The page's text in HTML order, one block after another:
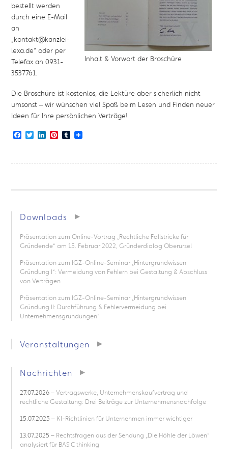
Inhalt & Vorwort der Broschüre
bestellt werden
durch eine E-Mail
an
„kontakt@kanzlei-
lexa.de“ oder per
Telefax an 0931-
3537761.
Die Broschüre ist kostenlos, die Lektüre aber sicherlich nicht
umsonst – wir wünschen viel Spaß beim Lesen und Finden neuer
Ideen für Ihre persönlichen Verträge!
Facebook
TwitterLinkedIn
Pinterest
Tumblr
Downloads
Präsentation zum Online-Vortrag „Rechtliche Fallstricke für
Gründende“ am 15. Februar 2022, Gründerdialog Oberursel
Präsentation zum IGZ-Online-Seminar „Hintergrundwissen
Gründung I“: Vermeidung von Fehlern bei Gestaltung & Abschluss
von Verträgen
Präsentation zum IGZ-Online-Seminar „Hintergrundwissen
Gründung II: Durchführung & Fehlervermeidung bei
Unternehmensgründungen“
Veranstaltungen
Nachrichten
27.07.2026– Vertragswerke, Unternehmenskaufvertrag und
rechtliche Gestaltung: Drei Beiträge zur Unternehmensnachfolge
15.07.2025 – KI-Richtlinien für Unternehmen immer wichtiger
13.07.2025 – Rechtsfragen aus der Sendung „Die Höhle der Löwen“
analysiert für BASIC thinking